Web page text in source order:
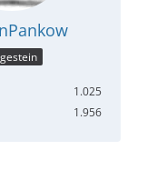
1.025
1.956